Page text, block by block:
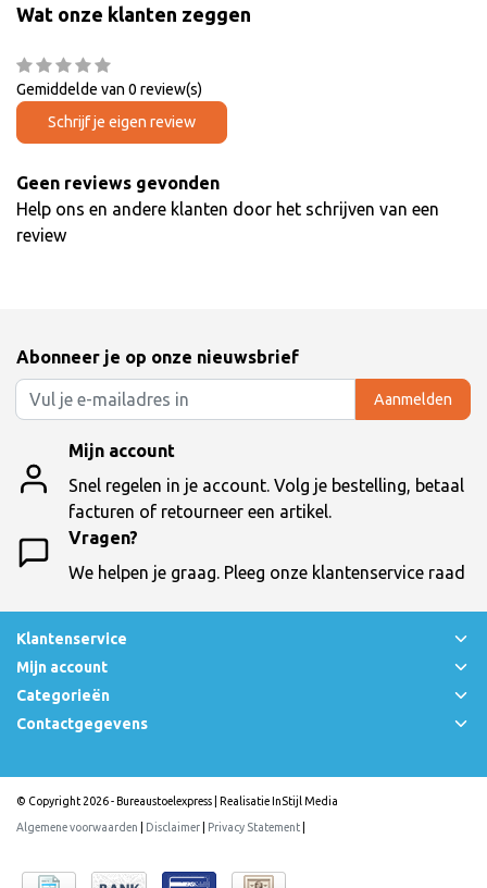
Wat onze klanten zeggen
Gemiddelde van 0 review(s)
Schrijf je eigen review
Geen reviews gevonden
Help ons en andere klanten door het schrijven van een
review
Abonneer je op onze nieuwsbrief
Aanmelden
Mijn account
Snel regelen in je account. Volg je bestelling, betaal
facturen of retourneer een artikel.
Vragen?
We helpen je graag. Pleeg onze klantenservice raad
Klantenservice
Mijn account
Categorieën
Contactgegevens
© Copyright 2026 - Bureaustoelexpress | RealisatieInStijl Media
Algemene voorwaarden
Disclaimer Privacy Statement